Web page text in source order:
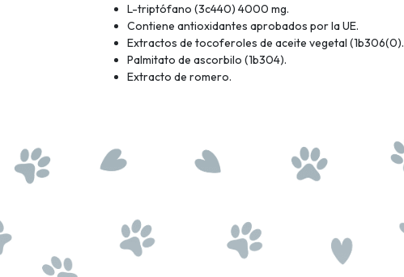
L-triptófano (3c440) 4000 mg.
Contiene antioxidantes aprobados por la UE.
Extractos de tocoferoles de aceite vegetal (1b306(0).
Palmitato de ascorbilo (1b304).
Extracto de romero.